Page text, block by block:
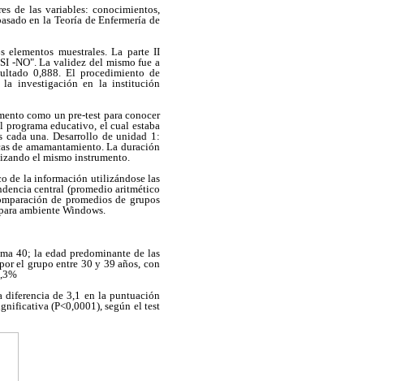
de las variables: conocimientos,
en la Teoría de Enfermería de
elementos muestrales. La parte II
-NO". La validez del mismo fue a
0,888. El procedimiento de
la investigación en la institución
como un pre-test para conocer
programa educativo, el cual estaba
cada una. Desarrollo de unidad 1:
de amamantamiento. La duración
el mismo instrumento.
de la información utilizándose las
central (promedio aritmético
de promedios de grupos
ambiente Windows.
40; la edad predominante de las
el grupo entre 30 y 39 años, con
diferencia de 3,1 en la puntuación
(P<0,0001), según el test